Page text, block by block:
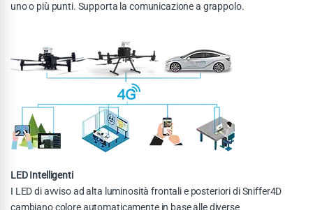
uno o più punti. Supporta la comunicazione a grappolo.
LED Intelligenti
I LED di avviso ad alta luminosità frontali e posteriori di Sniffer4D
cambiano colore automaticamente in base alle diverse